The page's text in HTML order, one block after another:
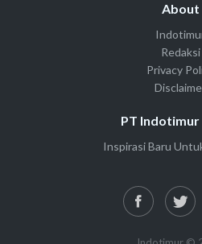
About
Redaksi
Privacy
PT Indotimur
Inspirasi Baru